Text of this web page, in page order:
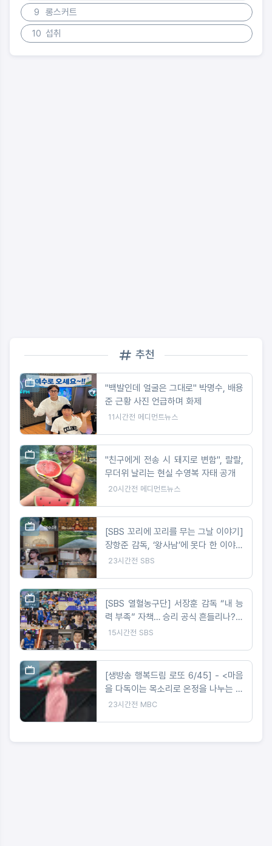
9
롱스커트
10 섭취
추천
"백발인데 얼굴은 그대로" 박명수, 배용
준 근황 사진 언급하며 화제
11시간전 메디먼트뉴스
"친구에게 전송 시 돼지로 변함", 랄랄,
무더위 날리는 현실 수영복 자태 공개
20시간전 메디먼트뉴스
[SBS 꼬리에 꼬리를 무는 그날 이야기]
장항준 감독, ‘왕사남’에 못다 한 이야기
‘꼬꼬무’로 정리! 2049 시청률 ‘교양, 예
23시간전 SBS
[SBS 열혈농구단] 서장훈 감독 “내 능
력 부족” 자책… 승리 공식 흔들리나?코
뼈 부상 딛고 돌아온 오승훈!
15시간전 SBS
[생방송 행복드림 로또 6/45] - <마음
을 다독이는 목소리로 온정을 나누는 가
수 왁스 ‘생방송 행복드림 로또 6/45’
23시간전 MBC